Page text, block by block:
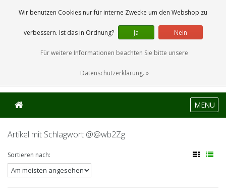
0 Artikel
MENU
Artikel mit Schlagwort @@wb2Zg
Sortieren nach:
Wir benutzen Cookies nur für interne Zwecke um den Webshop zu
verbessern. Ist das in Ordnung? Ja Nein
Für weitere Informationen beachten Sie bitte unsere
Datenschutzerklärung. »